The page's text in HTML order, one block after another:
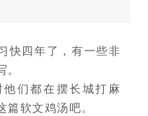
快四年了，有一些非
们都在摆长城打麻
软文鸡汤吧。